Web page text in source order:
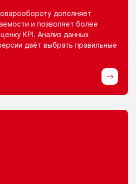
дополняет
и позволяет более
KPI. Анализ данных
даёт выбрать правильные